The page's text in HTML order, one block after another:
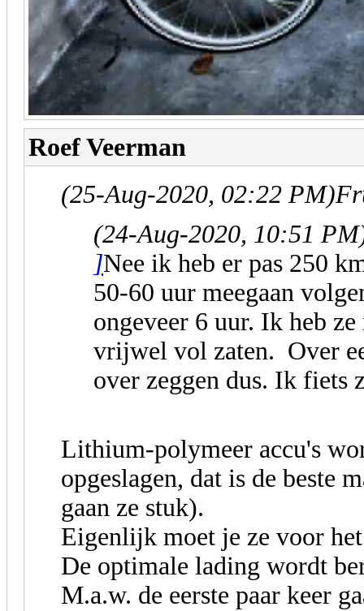
Roef Veerman
(25-Aug-2020, 02:22 PM)
(24-Aug-2020, 10:51
]Nee ik heb er pas 250
50-60 uur meegaan
ongeveer 6 uur. Ik heb
vrijwel vol zaten. Over
over zeggen dus. Ik fiets
Lithium-polymeer accu's
opgeslagen, dat is de beste
gaan ze stuk).
Eigenlijk moet je ze voor
De optimale lading wordt
M.a.w. de eerste paar keer